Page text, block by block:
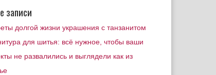
записи
долгой жизни украшения с танзанитом
для шитья: всё нужное, чтобы ваши
не развалились и выглядели как из